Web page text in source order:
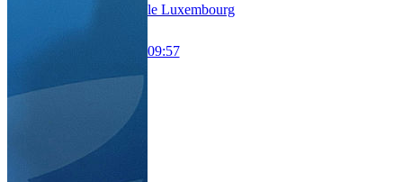
le Luxembourg
09:57